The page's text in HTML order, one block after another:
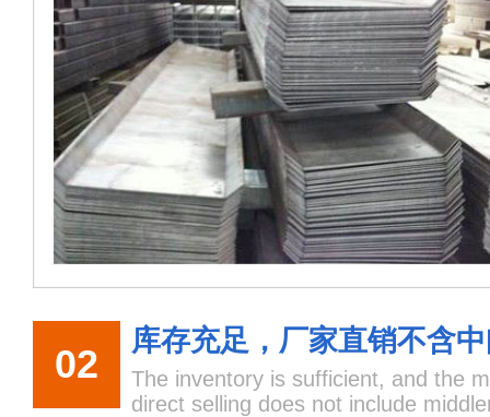
02
库存充足，厂家直销不含
The inventory is sufficient, and the
direct selling does not include